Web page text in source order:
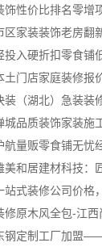
饰性价比排名零增
区家装装饰老房翻
土门店家庭装修报
装（湖北）急装装
城品质装饰家装施
修原木风全包-江西
钢定制工厂加盟